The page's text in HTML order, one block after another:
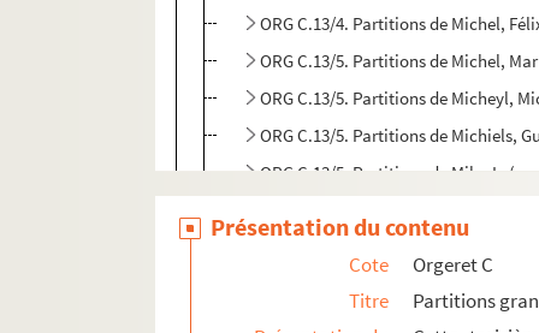
ORG C.13/4. Partitions de Michel,
ORG C.13/5. Partitions de Michel,
ORG C.13/5. Partitions de Micheyl,
ORG C.13/5. Partitions de Michiels,
ORG C.13/5. Partitions de Mila, L.
Présentation du contenu
Cote
Orgeret C
Titre
Partitions